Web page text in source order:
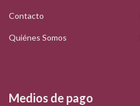
Contacto
Quiénes Somos
Medios de pago